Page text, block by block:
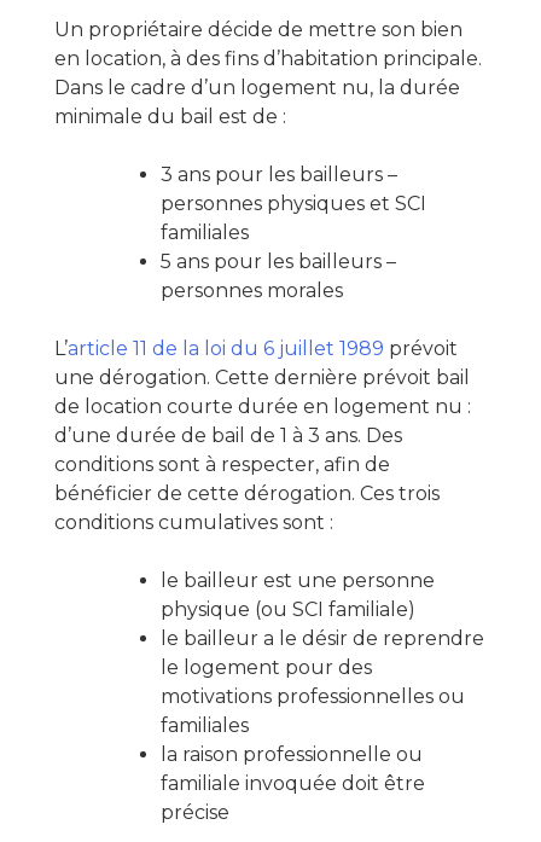
Un propriétaire décide de mettre son bien
en location, à des fins d’habitation principale.
Dans le cadre d’un logement nu, la durée
minimale du bail est de :
3 ans pour les bailleurs –
personnes physiques et SCI
familiales
5 ans pour les bailleurs –
personnes morales
L’article 11 de la loi du 6 juillet 1989 prévoit
une dérogation. Cette dernière prévoit bail
de location courte durée en logement nu :
d’une durée de bail de 1 à 3 ans. Des
conditions sont à respecter, afin de
bénéficier de cette dérogation. Ces trois
conditions cumulatives sont :
le bailleur est une personne
physique (ou SCI familiale)
le bailleur a le désir de reprendre
le logement pour des
motivations professionnelles ou
familiales
la raison professionnelle ou
familiale invoquée doit être
précise